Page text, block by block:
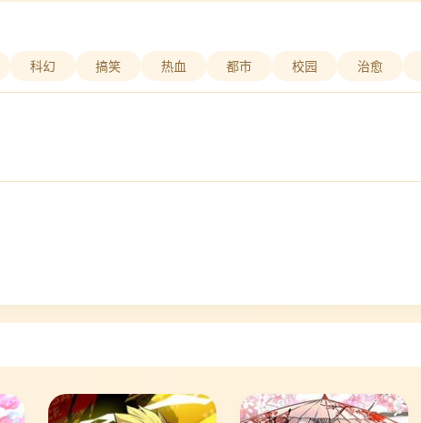
科幻 搞笑 热血 都市 校园 治愈